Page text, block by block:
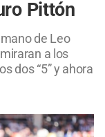
Pittón
de Leo
a los
dos “5” y ahora